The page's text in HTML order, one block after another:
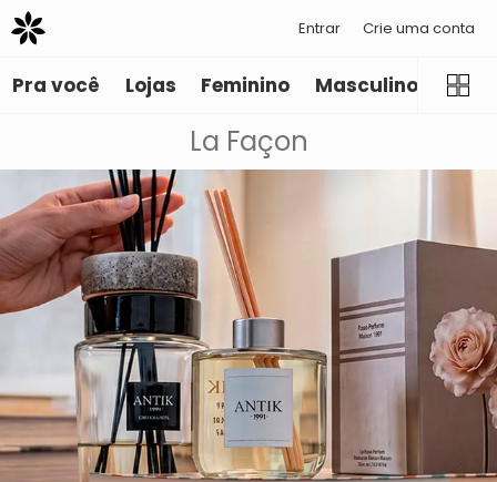
Entrar Crie uma conta
Pra você Lojas Feminino Masculino
La Façon